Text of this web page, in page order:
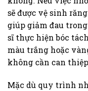
sẽ được vệ sinh
giúp giảm đau
sĩ thực hiện bóc
màu trắng hoặc
không cần can
Mặc dù quy trình